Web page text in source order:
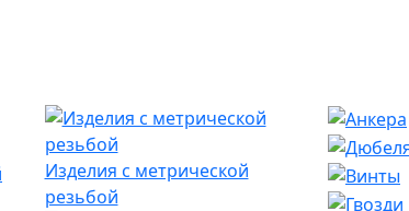
Изделия с метрической
резьбой